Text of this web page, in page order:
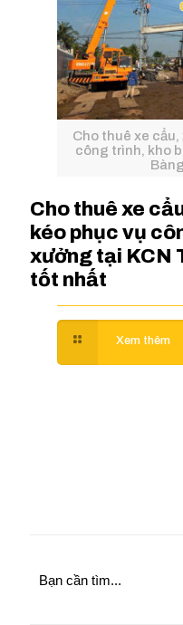
Cho thuê xe cẩu,
công trình, kho
Cho thuê xe
kéo phục vụ
xưởng tại KCN
tốt nhất
Search